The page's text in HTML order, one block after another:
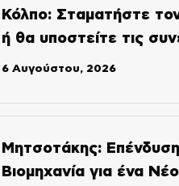
Κόλπο: Σταματήστε
ή θα υποστείτε τις
6 Αυγούστου, 2026
Μητσοτάκης:
Βιομηχανία για ένα Νέο